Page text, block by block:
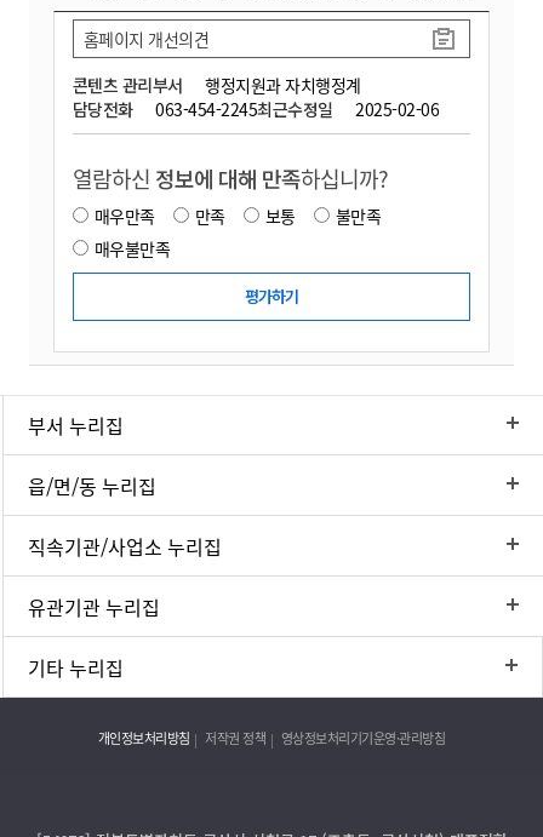
콘텐츠 관리부서
행정지원과 자치행정계
담당전화
063-454-2245최근수정일 2025-02-06
홈페이지 개선의견
열람하신 정보에 대해 만족하십니까?
매우만족 만족 보통
불만족
매우불만족
부서 누리집
읍/면/동 누리집
직속기관/사업소 누리집
유관기관 누리집
기타 누리집
개인정보처리방침 저작권 정책 영상정보처리기기운영·관리방침